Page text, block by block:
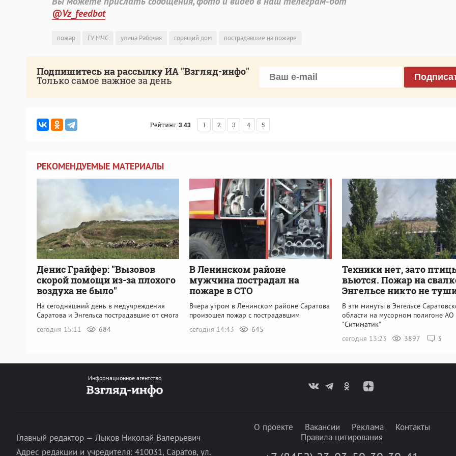
@Vz_feedbot
пожар ГУ МЧС улица Рабочая горящий дом пострадавшие на пожаре
Подпишитесь на рассылку ИА "Взгляд-инфо"
Только самое важное за день
Рейтинг:3.43 1 2 3 4 5
РЕКОМЕНДУЕМЫЕ МАТЕРИАЛЫ
Денис Грайфер: "Вызовов
скорой помощи из-за плохого
воздуха не было"
На сегодняшний день в медучреждения
Саратова и Энгельса пострадавшие от смога
сегодня 15:11
684
В Ленинском районе
мужчина пострадал на
пожаре в СТО
Вчера утром в Ленинском районе Саратова
произошел пожар с пострадавшим
сегодня 14:43
645
Техники нет, зато
вьются. Пожар на
Энгельсе никто не
В эти минуты в Энгельсе
области на мусорном полигоне АО
"Ситиматик"
сегодня 13:23
3897 3
Информационное агентство
Главный редактор — Лыков Николай Валерьевич
Адрес редакции и учредителя: 410031, Саратов, ул.
О проекте Вакансии Реклама
Контакты
Правила цитирования